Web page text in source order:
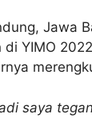
Jawa
di YIMO
saya